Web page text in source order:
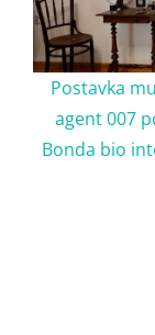
Postavka
agent 007
Bonda bio